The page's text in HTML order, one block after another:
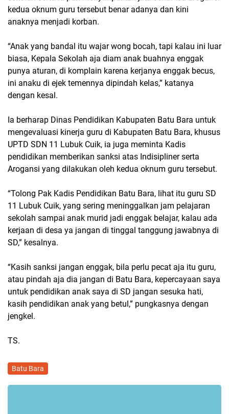
kedua oknum guru tersebut benar adanya dan kini
anaknya menjadi korban.
“Anak yang bandal itu wajar wong bocah, tapi kalau ini luar
biasa, Kepala Sekolah aja diam anak buahnya enggak
punya aturan, di komplain karena kerjanya enggak becus,
ini anaku di ejek temennya dipindah kelas,” katanya
dengan kesal.
Ia berharap Dinas Pendidikan Kabupaten Batu Bara untuk
mengevaluasi kinerja guru di Kabupaten Batu Bara, khusus
UPTD SDN 11 Lubuk Cuik, ia juga meminta Kadis
pendidikan memberikan sanksi atas Indisipliner serta
Arogansi yang dilakukan oleh kedua oknum guru tersebut.
“Tolong Pak Kadis Pendidikan Batu Bara, lihat itu guru SD
11 Lubuk Cuik, yang sering meninggalkan jam pelajaran
sekolah sampai anak murid jadi enggak belajar, kalau ada
kerjaan di desa ya jangan di tinggal tanggung jawabnya di
SD,” kesalnya.
“Kasih sanksi jangan enggak, bila perlu pecat aja itu guru,
atau pindah aja dia jangan di Batu Bara, kepercayaan saya
untuk pendidikan anak saya di SD jangan sesuka hati,
kasih pendidikan anak yang betul,” pungkasnya dengan
jengkel.
TS.
Batu Bara